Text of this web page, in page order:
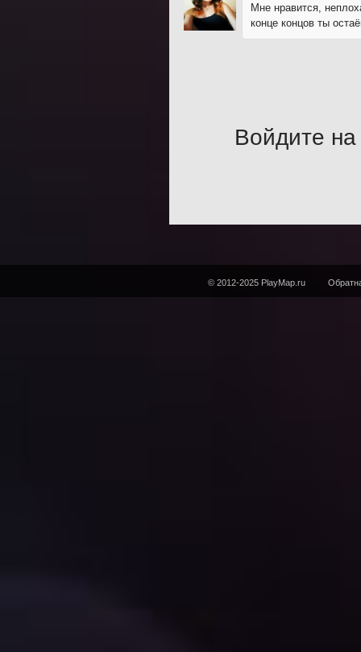
Мне нравится,
конце концов ты
Войдите на
© 2012-2025 PlayMap.ru